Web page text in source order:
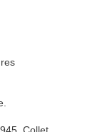
Collet